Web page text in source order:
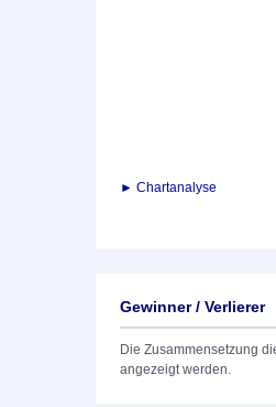
► Chartanalyse
Gewinner / Verlierer
Die Zusammensetzung
angezeigt werden.